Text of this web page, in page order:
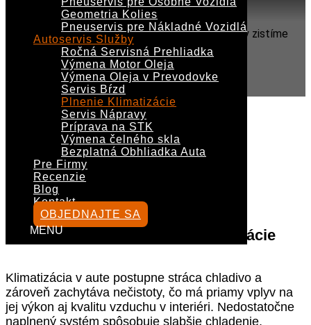
Geometria Kolies
Pneuservis pre Nákladné Vozidlá
Autoservis Služby
Ročná Servisná Prehliadka
Výmena Motor Oleja
Výmena Oleja v Prevodovke
Servis Bŕzd
Plnenie Klimatizácie
Servis Nápravy
Príprava na STK
Výmena čelného skla
Bezplatná Obhliadka Auta
Pre Firmy
Recenzie
Blog
Kontakt
OBJEDNAJTE SA
Vyberte stranu
Máte pocit že vaša autoklimatizácia nechladí?My zistíme
príčinu a vašu klimatizáciu opravíme.
OBJEDNAJTE SA
PLNENIE
KLIMATIZÁCIE
Servis klimatizácie
klimatizácie
| Servis autoklimatizácie
Klimatizácia v aute postupne stráca chladivo a
zároveň zachytáva nečistoty, čo má priamy vplyv na
jej výkon aj kvalitu vzduchu v interiéri. Nedostatočne
naplnený systém spôsobuje slabšie chladenie,